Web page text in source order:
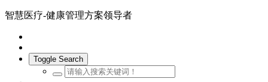
智慧医疗-健康管理方案领导者
Toggle Search